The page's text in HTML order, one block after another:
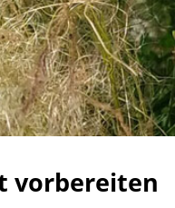
vorbereiten